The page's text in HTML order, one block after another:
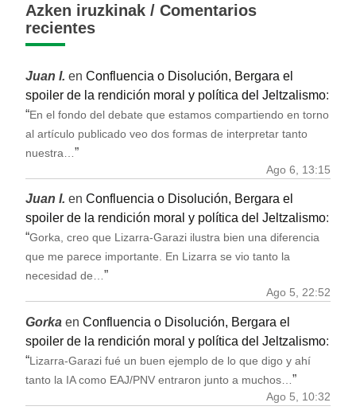
Azken iruzkinak / Comentarios
recientes
Juan I. en Confluencia o Disolución, Bergara el
spoiler de la rendición moral y política del Jeltzalismo:
“En el fondo del debate que estamos compartiendo en torno
al artículo publicado veo dos formas de interpretar tanto
nuestra… ”
Ago 6, 13:15
Juan I. en Confluencia o Disolución, Bergara el
spoiler de la rendición moral y política del Jeltzalismo:
“Gorka, creo que Lizarra-Garazi ilustra bien una diferencia
que me parece importante. En Lizarra se vio tanto la
necesidad de…”
Ago 5, 22:52
Gorka en Confluencia o Disolución, Bergara el
spoiler de la rendición moral y política del Jeltzalismo:
“Lizarra-Garazi fué un buen ejemplo de lo que digo y ahí
tanto la IA como EAJ/PNV entraron junto a muchos…”
Ago 5, 10:32